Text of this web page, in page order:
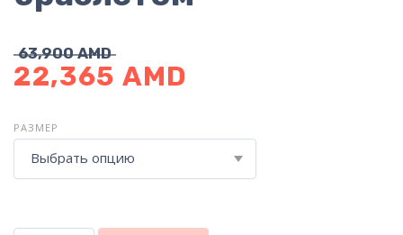
63,900AMD
22,365 AMD
РАЗМЕР
Выбрать опцию